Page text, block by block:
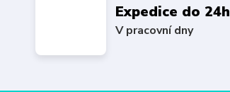
Expedice do 24h
V pracovní dny